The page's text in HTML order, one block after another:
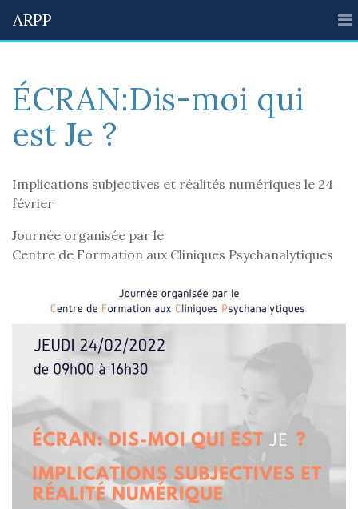
ARPP
ÉCRAN:Dis-moi qui
est Je ?
Implications subjectives et réalités numériques le 24
février
Journée organisée par le
Centre de Formation aux Cliniques Psychanalytiques